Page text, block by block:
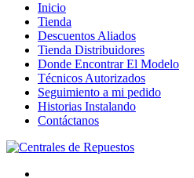
Inicio
Tienda
Descuentos Aliados
Tienda Distribuidores
Donde Encontrar El Modelo
Técnicos Autorizados
Seguimiento a mi pedido
Historias Instalando
Contáctanos